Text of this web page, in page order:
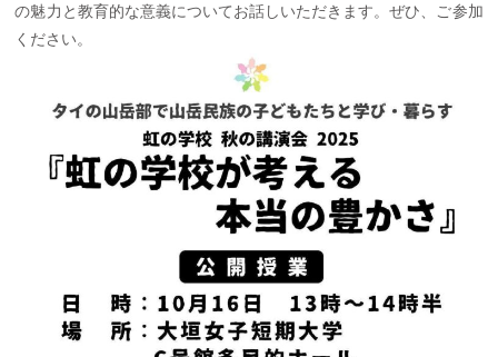
の魅力と教育的な意義についてお話しいただきます。ぜひ、ご参加
ください。